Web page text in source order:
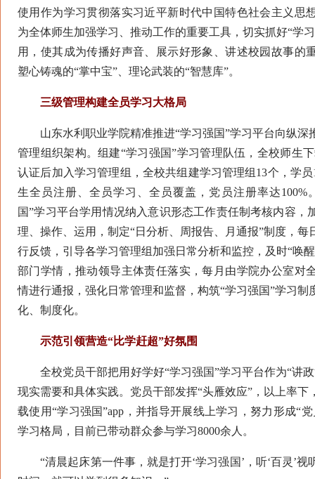
使用作为学习贯彻落实习近平新时代中国特色社会主义思
为全体师生加强学习、推动工作的重要工具，切实抓好“学
用，使其成为传播好声音、展示好形象、讲述校园故事的
塑心铸魂的“掌中宝”、理论武装的“智慧库”。
三级管理构建全员学习大格局
山东水利职业学院精准推进“学习强国”学习平台向纵深
管理组织架构。组建“学习强国”学习管理队伍，全校师生
认证后加入学习管理组，全校共组建学习管理组13个，学
生全员注册、全员学习、全员覆盖，党员注册率达100%
国”学习平台学用情况纳入意识形态工作责任制考核内容，
理、操作、运用，制定“日分析、周报告、月通报”制度，每
行反馈，引导各学习管理组加强日常分析和监控，及时“唤
部门学情，推动领导主体责任落实，每月由学院办公室对
情进行通报，强化日常管理和监督，构筑“学习强国”学习制
化、制度化。
示范引领营造“比学赶超”好氛围
全校党员干部把用好学好“学习强国”学习平台作为“讲政
现实需要和具体实践。党员干部发挥“头雁效应”，以上率下
载使用“学习强国”app，并指导开展线上学习，努力形成“
学习格局，目前已带动群众参与学习8000余人。
“清晨起床第一件事，就是打开‘学习强国’，听‘百灵’视